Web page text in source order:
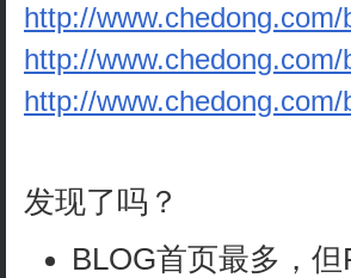
http://
http://
http://
发现了吗？
BLOG首页最多，